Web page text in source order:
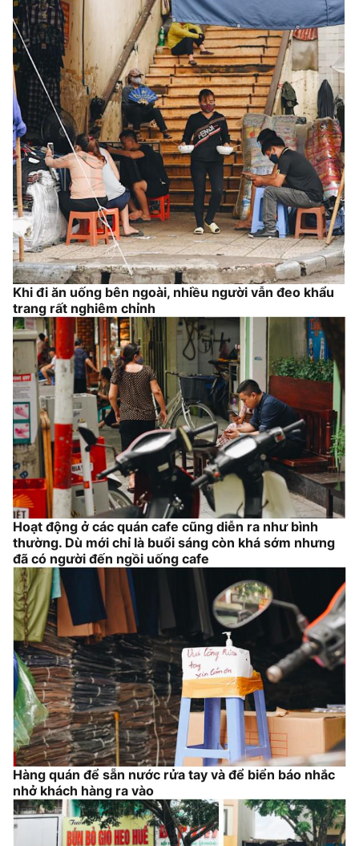
Khi đi ăn uống bên ngoài, nhiều người vẫn đeo khẩu
trang rất nghiêm chỉnh
Hoạt động ở các quán cafe cũng diễn ra như bình
thường. Dù mới chỉ là buổi sáng còn khá sớm nhưng
đã có người đến ngồi uống cafe
Hàng quán để sẵn nước rửa tay và để biển báo nhắc
nhở khách hàng ra vào